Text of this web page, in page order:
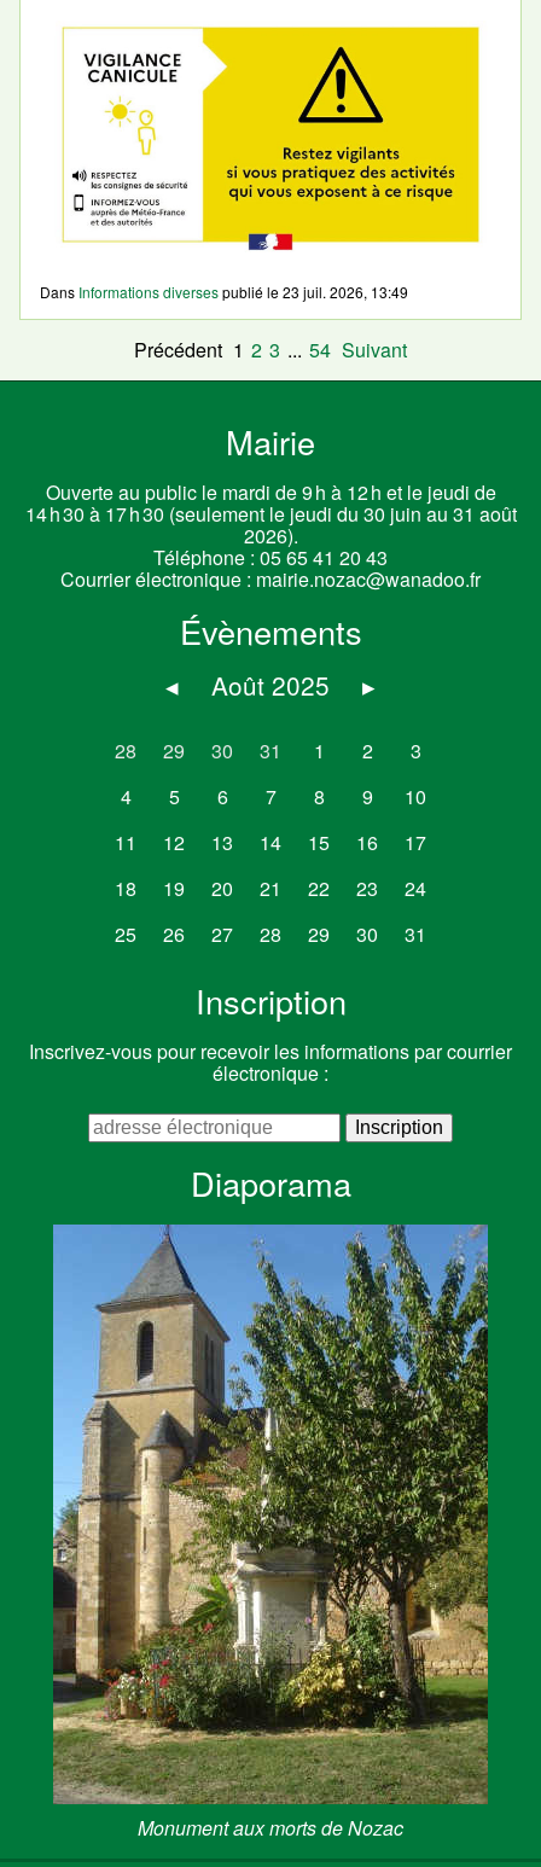
Dans Informations diversespublié le23 juil. 2026, 13:49
Précédent 1 2 3 ... 54 Suivant
Mairie
Ouverte au public le mardi de 9 h à 12 h et le jeudi de
14 h 30 à 17 h 30 (seulement le jeudi du 30 juin au 31 août
2026).
Téléphone : 05 65 41 20 43
Courrier électronique : mairie.nozac@wanadoo.fr
Évènements
◂ Août 2025 ▸
28 29 30 31 1 2
3
4
5 6 7 8 9
10
11
12 13 14 15 16
17
18
19 20 21 22 23
24
25
26 27 28 29 30 31
Inscription
Inscrivez-vous pour recevoir les informations par courrier
électronique :
Diaporama
Monument aux morts de Nozac